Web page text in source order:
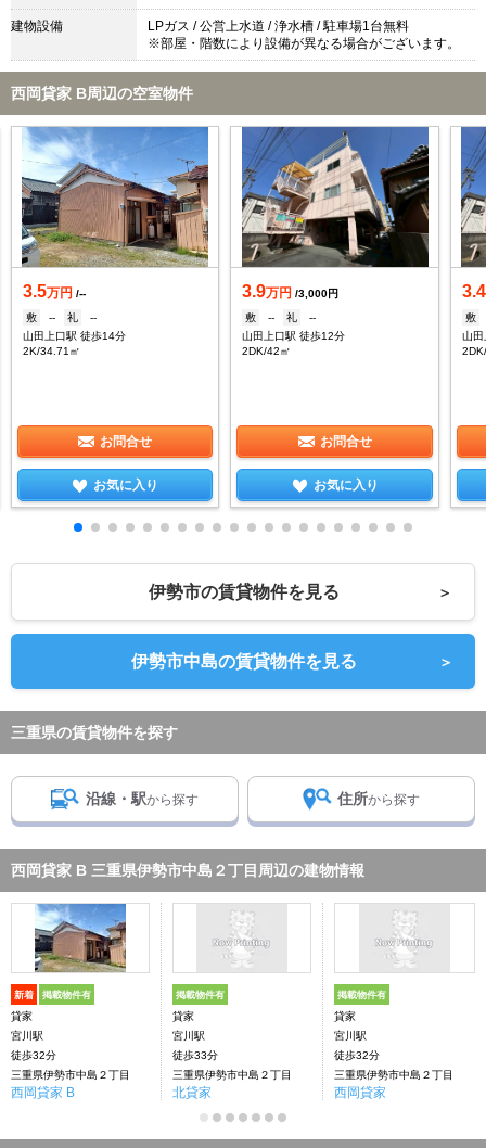
建物設備
LPガス / 公営上水道 / 浄水槽 / 駐車場1台無料
※部屋・階数により設備が異なる場合がございます。
西岡貸家 B周辺の空室物件
3.5万円 /--
敷
-- 礼
--
山田上口駅 徒歩14分
2K/34.71㎡
お問合せ
お気に入り
3.9万円 /3,000円
敷
-- 礼
--
山田上口駅 徒歩12分
2DK/42㎡
お問合せ
お気に入り
3.4
敷
山
伊勢市の賃貸物件を見る ＞
伊勢市中島の賃貸物件を見る ＞
三重県の賃貸物件を探す
沿線・駅から探す 住所から探す
西岡貸家 B 三重県伊勢市中島２丁目周辺の建物情報
新着 掲載物件有
貸家
宮川駅
徒歩32分
三重県伊勢市中島２丁目
西岡貸家 B
掲載物件有
貸家
宮川駅
徒歩33分
三重県伊勢市中島２丁目
北貸家
掲載物件有
貸家
宮川駅
徒歩32分
三重県伊勢市中島２丁目
西岡貸家